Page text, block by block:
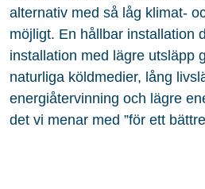
alternativ med så låg klimat-
möjligt. En hållbar installation
installation med lägre utsläpp
naturliga köldmedier, lång
energiåtervinning och lägre
det vi menar med ”för ett